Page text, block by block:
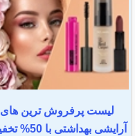
لیست پرفروش ترین های
آرایشی بهداشتی با 50% تخفیف